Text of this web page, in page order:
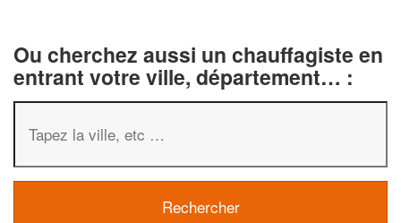
Ou cherchez aussi un chauffagiste en
entrant votre ville, département… :